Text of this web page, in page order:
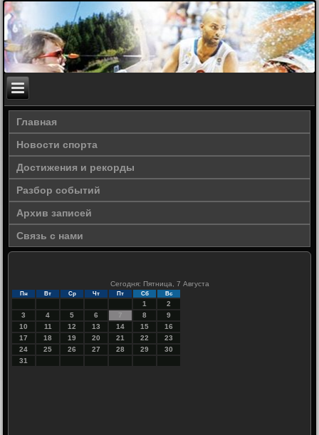
Главная
Новости спорта
Достижения и рекорды
Разбор событий
Архив записей
Связь с нами
Сегодня: Пятница, 7 Августа
Пн Вт Ср Чт Пт Сб Вс
1
2
3
4 5 6 7 8
9
10
11 12 13 14 15
16
17
18 19 20 21 22
23
24
25 26 27 28 29
30
31